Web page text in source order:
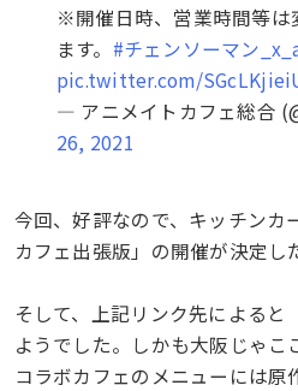
※開催日時、営業時間等は
ます。 #チェンソーマン
pic.twitter.com/
— アニメイトカフェ総合
26, 2021
今回、好評なので、キッチンカ
カフェ出張版」の開催が決定し
そして、上記リンク先によると
ようでした。しかも大阪じゃこ
コラボカフェのメニューには原